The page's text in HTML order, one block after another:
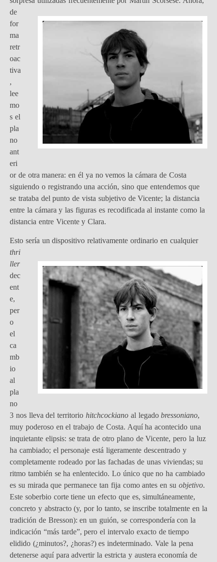
de
for
ma
retr
oac
tiva
,
lee
mo
s el
pla
no
ant
eri
or de otra manera: en él ya no vemos la cámara de Costa
siguiendo o registrando una acción, sino que entendemos que
se trataba del punto de vista subjetivo de Vicente; la distancia
entre la cámara y las figuras es recodificada al instante como la
distancia entre Vicente y Clara.
Esto sería un dispositivorelativamente ordinario en cualquier
thri
ller
dec
ent
e,
per
o
el
ca
mb
io
al
pla
no
3 nos lleva del territoriohitchcockiano al legadobressoniano,
muy poderoso en el trabajo de Costa. Aquí ha acontecido una
inquietante elipsis: se trata de otro plano de Vicente, pero la luz
ha cambiado; el personaje está ligeramente descentrado y
completamente rodeado por las fachadas de unas viviendas; su
ritmo también se ha enlentecido. Lo único que no ha cambiado
es su mirada que permanece tan fija como antes en su objetivo.
Este soberbio corte tiene un efecto que es, simultáneamente,
concreto y abstracto (y, por lo tanto, se inscribe totalmente en la
tradición de Bresson): en un guión, se correspondería con la
indicación “más tarde”, pero el intervalo exacto de tiempo
elidido (¿minutos?, ¿horas?) es indeterminado. Vale la pena
detenerse aquí para advertir la estricta y austera economía de